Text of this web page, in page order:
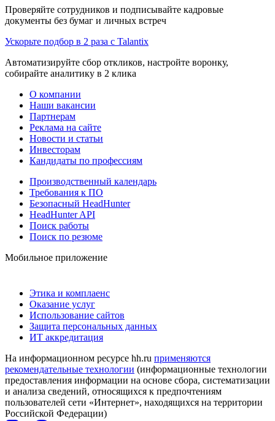
Проверяйте сотрудников и подписывайте кадровые
документы без бумаг и личных встреч
Ускорьте подбор в 2 раза с Talantix
Автоматизируйте сбор откликов, настройте воронку,
собирайте аналитику в 2 клика
О компании
Наши вакансии
Партнерам
Реклама на сайте
Новости и статьи
Инвесторам
Кандидаты по профессиям
Производственный календарь
Требования к ПО
Безопасный HeadHunter
HeadHunter API
Поиск работы
Поиск по резюме
Мобильное приложение
Этика и комплаенс
Оказание услуг
Использование сайтов
Защита персональных данных
ИТ аккредитация
На информационном ресурсе hh.ru применяются
рекомендательные технологии (информационные технологии
предоставления информации на основе сбора, систематизации
и анализа сведений, относящихся к предпочтениям
пользователей сети «Интернет», находящихся на территории
Российской Федерации)